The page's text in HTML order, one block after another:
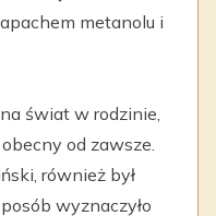
metanolu i
świat w rodzinie,
od zawsze.
również był
wyznaczyło